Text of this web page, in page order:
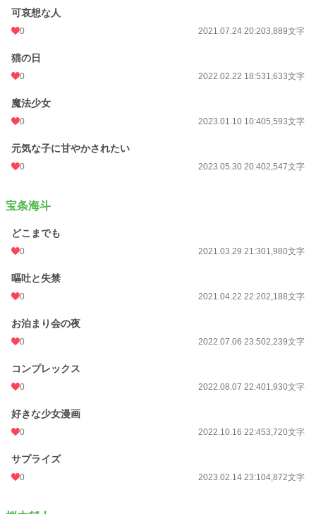
可哀想な人
0 2021.07.24 20:203,889文字
猫の日
0 2022.02.22 18:531,633文字
魔法少女
0 2023.01.10 10:405,593文字
元気な子に甘やかされたい
0 2023.05.30 20:402,547文字
宝条海斗
どこまでも
0 2021.03.29 21:301,980文字
嘔吐と失禁
0 2021.04.22 22:202,188文字
お泊まり会の夜
0 2022.07.06 23:502,239文字
コンプレックス
0 2022.08.07 22:401,930文字
好きな少女漫画
0 2022.10.16 22:453,720文字
サプライズ
0 2023.02.14 23:104,872文字